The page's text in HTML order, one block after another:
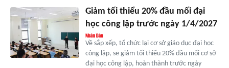
Giảm tối thiểu 20% đầu mối đại
học công lập trước ngày 1/4/2027
Về sắp xếp, tổ chức lại cơ sở giáo dục đại học
công lập, sẽ giảm tối thiểu 20% đầu mối cơ sở
đại học công lập, hoàn thành trước ngày